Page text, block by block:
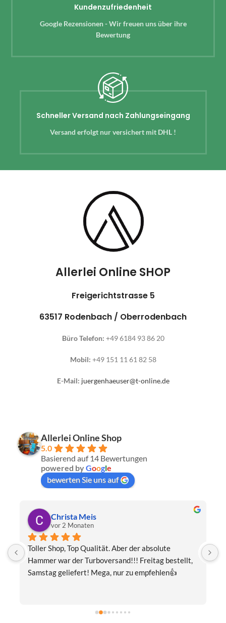
Kundenzufriedenheit
Google Rezensionen - Wir freuen uns über ihre
Bewertung
Schneller Versand nach Zahlungseingang
Versand erfolgt nur versichert mit DHL !
Allerlei Online SHOP
Freigerichtstrasse 5
63517 Rodenbach / Oberrodenbach
Büro Telefon: +49 6184 93 86 20
Mobil: +49 151 11 61 82 58
E-Mail: juergenhaeuser@t-online.de
Allerlei Online Shop
5.0
Basierend auf 14 Bewertungen
powered byGoogle
bewerten Sie uns auf
bestellt,
Thomas Schwaiger
vor 3 Monaten
Eine wunderschöne Hummel-Madonnenfigur.Sehr
fairer Preis.Ausgesprochen sorgfältig
verpackt.Beste Kommunikation.Gerne mal